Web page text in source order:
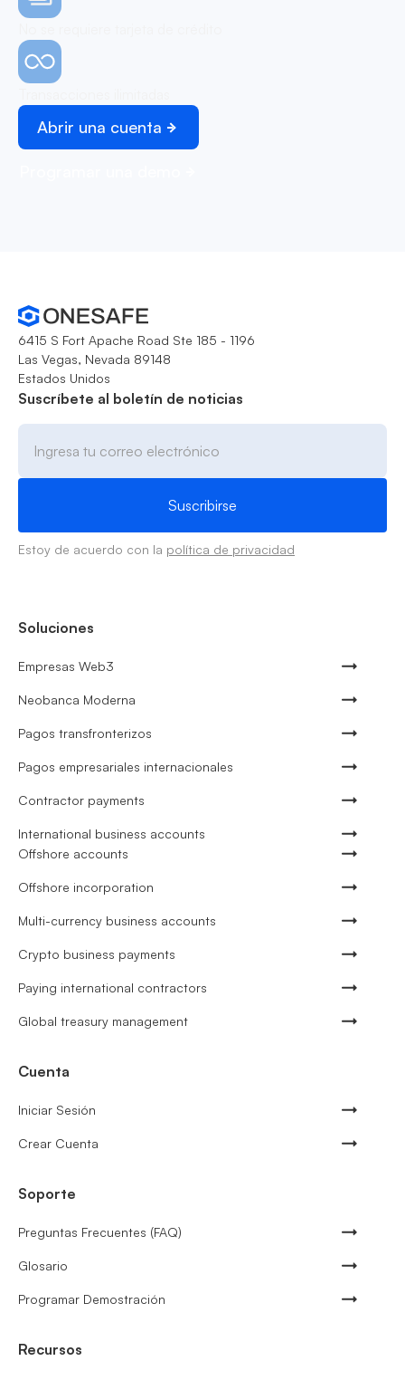
Abrir una cuenta
6415 S Fort Apache Road Ste 185 - 1196
Las Vegas, Nevada 89148
Estados Unidos
Suscríbete al boletín de noticias
Estoy de acuerdo con la política de privacidad
Soluciones
Empresas Web3
Neobanca Moderna
Pagos transfronterizos
Pagos empresariales internacionales
Contractor payments
International business accounts
Offshore accounts
Offshore incorporation
Multi-currency business accounts
Crypto business payments
Paying international contractors
Global treasury management
Cuenta
Iniciar Sesión
Crear Cuenta
Soporte
Preguntas Frecuentes (FAQ)
Glosario
Programar Demostración
Recursos